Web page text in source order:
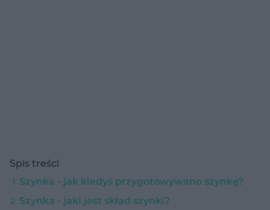
Spis treści
Szynka - jak kiedyś przygotowywano szynkę?
Szynka - jaki jest skład szynki?